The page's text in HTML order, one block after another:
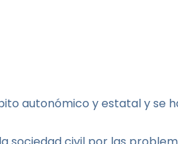
autonómico y estatal y se